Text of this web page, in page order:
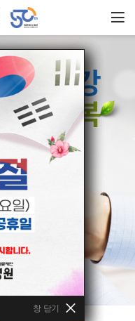
창 닫기
창 닫기
창 닫기
창 닫기
창 닫기